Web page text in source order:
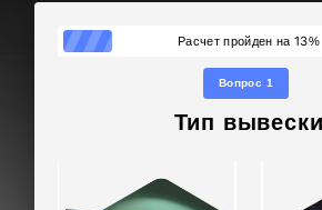
Расчет пройден на 13%
Вопрос 1
Тип вывески